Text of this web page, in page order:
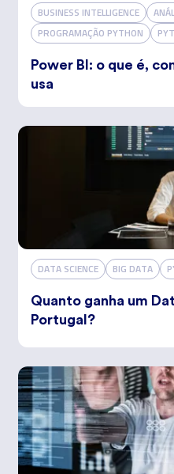
BUSINESS INTELLIGENCE
PROGRAMAÇÃO PYTHON
Power BI: o que é,
usa
DATA SCIENCE BIG DATA
Quanto ganha um
Portugal?